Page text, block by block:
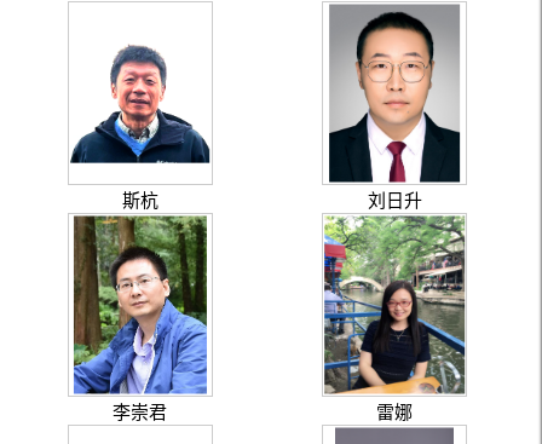
斯杭 刘日升
李崇君 雷娜